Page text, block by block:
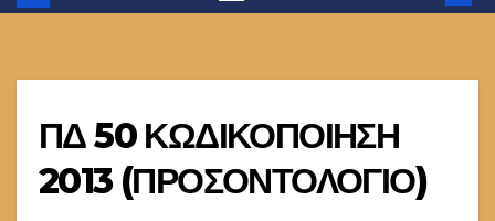
ΠΔ 50 ΚΩΔΙΚΟΠΟΙΗΣΗ
2013 (ΠΡΟΣΟΝΤΟΛΟΓΙΟ)